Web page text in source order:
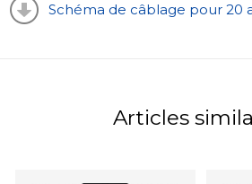
Schéma de câblage pour 20
Articles